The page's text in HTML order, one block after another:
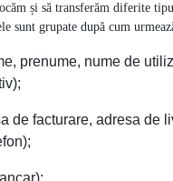
și să transferăm diferite
sunt grupate după cum
prenume, nume de
de facturare, adresa de